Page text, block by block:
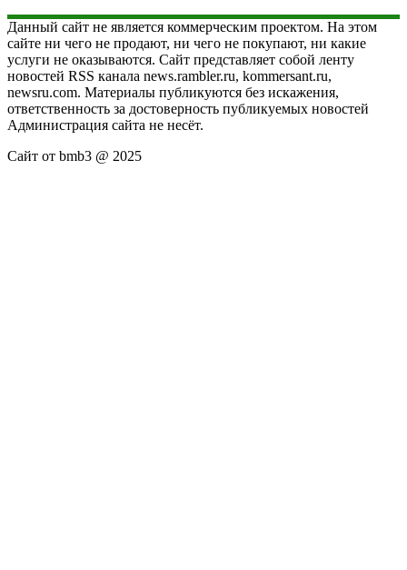
Данный сайт не является коммерческим проектом. На этом
сайте ни чего не продают, ни чего не покупают, ни какие
услуги не оказываются. Сайт представляет собой ленту
новостей RSS канала news.rambler.ru, kommersant.ru,
newsru.com. Материалы публикуются без искажения,
ответственность за достоверность публикуемых новостей
Администрация сайта не несёт.
Сайт от bmb3 @ 2025